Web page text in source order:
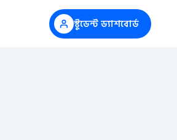
স্টুডেন্ট ড্যাশবোর্ড